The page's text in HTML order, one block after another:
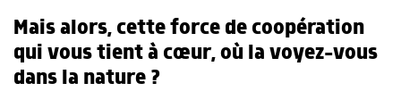
Mais alors, cette force de coopération
qui vous tient à cœur, où la voyez-vous
dans la nature ?